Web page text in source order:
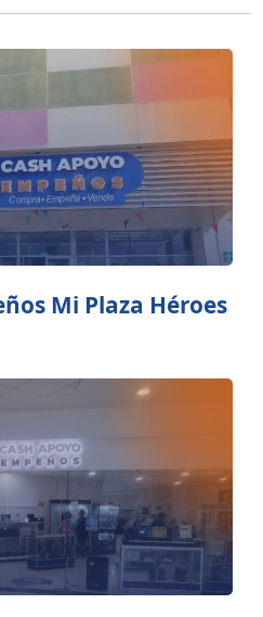
Mi Plaza Héroes